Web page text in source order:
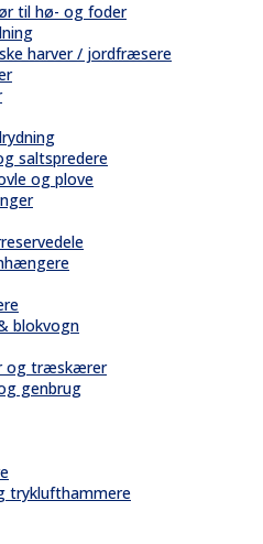
til hø- og foder
harver / jordfræsere
saltspredere
og plove
blokvogn
og træskærer
genbrug
tryklufthammere